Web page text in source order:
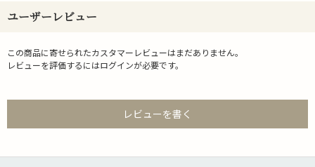
ユーザーレビュー
この商品に寄せられたカスタマーレビューはまだありません。
レビューを評価するにはログインが必要です。
レビューを書く